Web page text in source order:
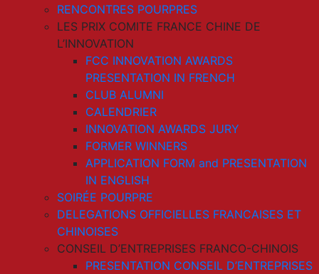
RENCONTRES POURPRES
LES PRIX COMITE FRANCE CHINE DE
L’INNOVATION
FCC INNOVATION AWARDS
PRESENTATION IN FRENCH
CLUB ALUMNI
CALENDRIER
INNOVATION AWARDS JURY
FORMER WINNERS
APPLICATION FORM and PRESENTATION
IN ENGLISH
SOIRÉE POURPRE
DELEGATIONS OFFICIELLES FRANCAISES ET
CHINOISES
CONSEIL D’ENTREPRISES FRANCO-CHINOIS
PRESENTATION CONSEIL D’ENTREPRISES